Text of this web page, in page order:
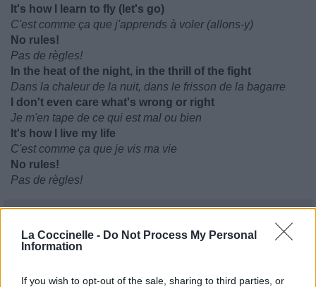
La Coccinelle - Do Not Process My Personal
Information
If you wish to opt-out of the sale, sharing to third parties, or
It's how I learn to fly (let's go)
C'est comme ça que j'apprends à voler (allons-y)
No rules!
Pas de règles!
In the heat of the night, in the thrill of the fight
Dans la chaleur de la nuit, dans le frisson de la bagarre
I don't even care what's wrong or right
Je m'en tape de ce qui est mal ou bien
It's how I live my life
C'est comme ça que je vis ma vie
No rules!
Pas de règles!